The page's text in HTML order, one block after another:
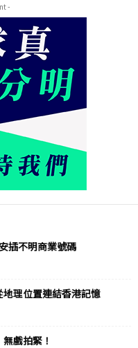
-
插不明商業號碼
地理位置連結香港記憶
戲拍緊！